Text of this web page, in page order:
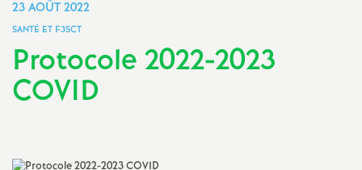
a
23 AOÛT 2022
SANTÉ ET F3SCT
Protocole 2022-2023
COVID